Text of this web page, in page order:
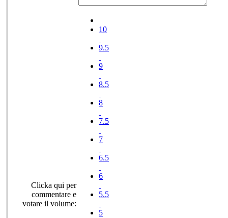
Clicka qui per
commentare e
votare il volume:
10
9.5
9
8.5
8
7.5
7
6.5
6
5.5
5